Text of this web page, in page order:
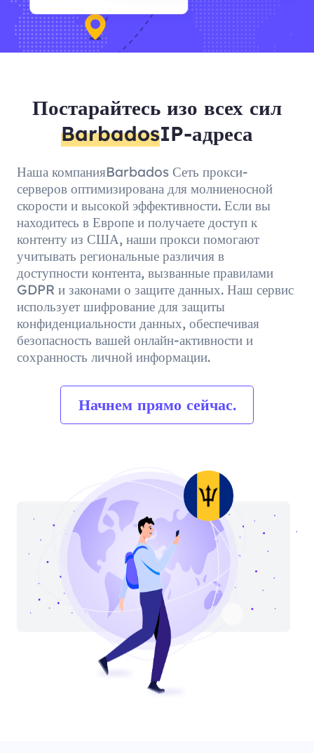
Постарайтесь изо всех сил
BarbadosIP-адреса
Наша компанияBarbados Сеть прокси-
серверов оптимизирована для молниеносной
скорости и высокой эффективности. Если вы
находитесь в Европе и получаете доступ к
контенту из США, наши прокси помогают
учитывать региональные различия в
доступности контента, вызванные правилами
GDPR и законами о защите данных. Наш сервис
использует шифрование для защиты
конфиденциальности данных, обеспечивая
безопасность вашей онлайн-активности и
сохранность личной информации.
Начнем прямо сейчас.